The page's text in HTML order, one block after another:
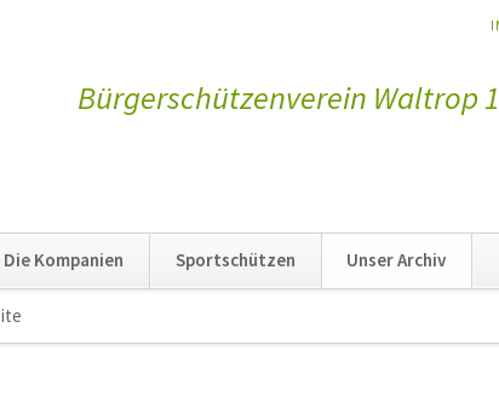
Bürgerschützenverein Waltrop
Die Kompanien Sportschützen Unser Archiv
überspringen